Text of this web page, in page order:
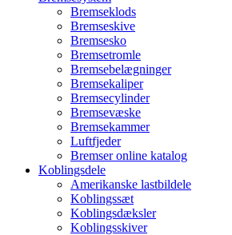
Bremseklods
Bremseskive
Bremsesko
Bremsetromle
Bremsebelægninger
Bremsekaliper
Bremsecylinder
Bremsevæske
Bremsekammer
Luftfjeder
Bremser online katalog
Koblingsdele
Amerikanske lastbildele
Koblingssæt
Koblingsdæksler
Koblingsskiver